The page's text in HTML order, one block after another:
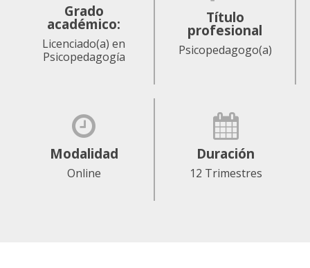
Grado
académico:
Licenciado(a) en
Psicopedagogía
Título
profesional
Psicopedagogo(a)
Modalidad
Online
Duración
12 Trimestres